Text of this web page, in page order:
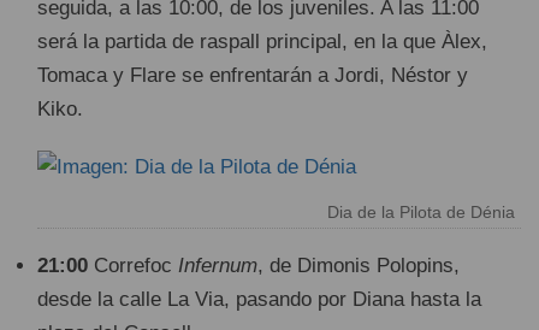
seguida, a las 10:00, de los juveniles. A las 11:00
será la partida de raspall principal, en la que Àlex,
Tomaca y Flare se enfrentarán a Jordi, Néstor y
Kiko.
Dia de la Pilota de Dénia
21:00 Correfoc Infernum, de Dimonis Polopins,
desde la calle La Via, pasando por Diana hasta la